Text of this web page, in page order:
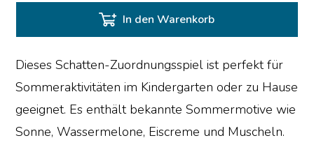
In den Warenkorb
Dieses Schatten-Zuordnungsspiel ist perfekt für
Sommeraktivitäten im Kindergarten oder zu Hause
geeignet. Es enthält bekannte Sommermotive wie
Sonne, Wassermelone, Eiscreme und Muscheln.